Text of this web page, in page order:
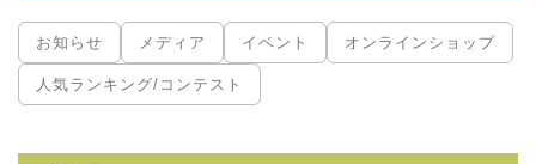
お知らせ メディア イベント オンラインショップ
人気ランキング/コンテスト